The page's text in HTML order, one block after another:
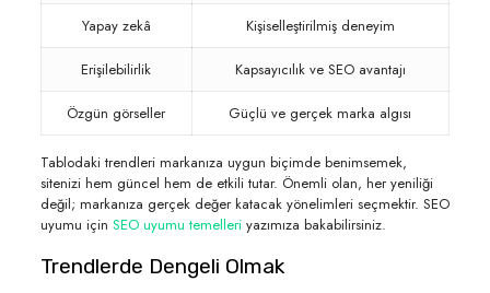
Yapay zekâ Kişiselleştirilmiş deneyim
Erişilebilirlik Kapsayıcılık ve SEO avantajı
Özgün görseller Güçlü ve gerçek marka algısı
Tablodaki trendleri markanıza uygun biçimde benimsemek,
sitenizi hem güncel hem de etkili tutar. Önemli olan, her yeniliği
değil; markanıza gerçek değer katacak yönelimleri seçmektir. SEO
uyumu için SEO uyumu temelleriyazımıza bakabilirsiniz.
Trendlerde Dengeli Olmak